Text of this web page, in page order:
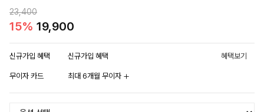
23,400
15% 19,900
신규가입 혜택 신규가입 혜택 혜택보기
무이자 카드 최대 6개월 무이자